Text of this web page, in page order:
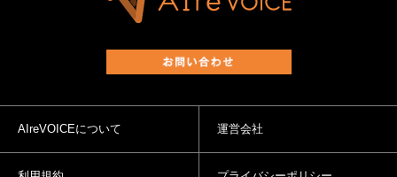
AIreVOICEについて 運営会社